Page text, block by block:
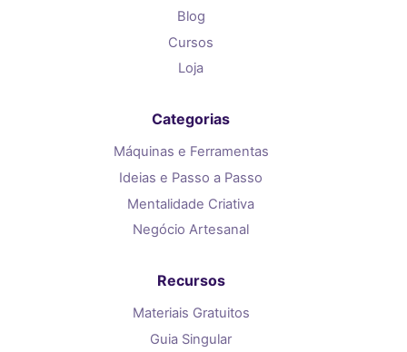
Blog
Cursos
Loja
Categorias
Máquinas e Ferramentas
Ideias e Passo a Passo
Mentalidade Criativa
Negócio Artesanal
Recursos
Materiais Gratuitos
Guia Singular